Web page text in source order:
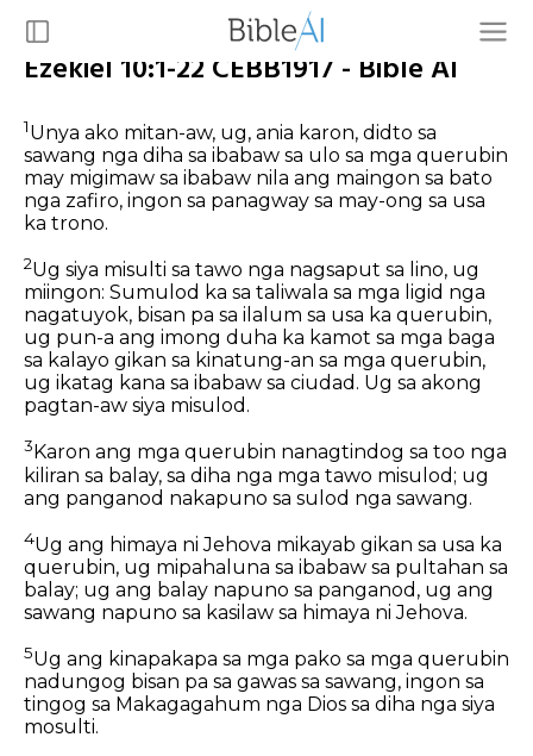
Ezekiel 10:1-22 CEBB1917 - Bible AI
1Unya ako mitan-aw, ug, ania karon, didto sa
sawang nga diha sa ibabaw sa ulo sa mga querubin
may migimaw sa ibabaw nila ang maingon sa bato
nga zafiro, ingon sa panagway sa may-ong sa usa
ka trono.
2Ug siya misulti sa tawo nga nagsaput sa lino, ug
miingon: Sumulod ka sa taliwala sa mga ligid nga
nagatuyok, bisan pa sa ilalum sa usa ka querubin,
ug pun-a ang imong duha ka kamot sa mga baga
sa kalayo gikan sa kinatung-an sa mga querubin,
ug ikatag kana sa ibabaw sa ciudad. Ug sa akong
pagtan-aw siya misulod.
3 Karon ang mga querubin nanagtindog sa too nga
kiliran sa balay, sa diha nga mga tawo misulod; ug
ang panganod nakapuno sa sulod nga sawang.
4Ug ang himaya ni Jehova mikayab gikan sa usa ka
querubin, ug mipahaluna sa ibabaw sa pultahan sa
balay; ug ang balay napuno sa panganod, ug ang
sawang napuno sa kasilaw sa himaya ni Jehova.
5Ug ang kinapakapa sa mga pako sa mga querubin
nadungog bisan pa sa gawas sa sawang, ingon sa
tingog sa Makagagahum nga Dios sa diha nga siya
mosulti.